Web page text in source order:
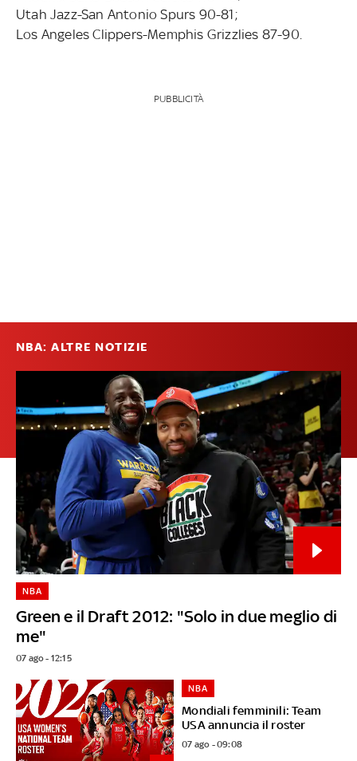
Utah Jazz-San Antonio Spurs 90-81;
Los Angeles Clippers-Memphis Grizzlies 87-90.
PUBBLICITÀ
NBA: ALTRE NOTIZIE
Green e il Draft 2012: "Solo in due meglio di
me"
NBA
07 ago - 12:15
Mondiali femminili: Team
USA annuncia il roster
NBA
07 ago - 09:08